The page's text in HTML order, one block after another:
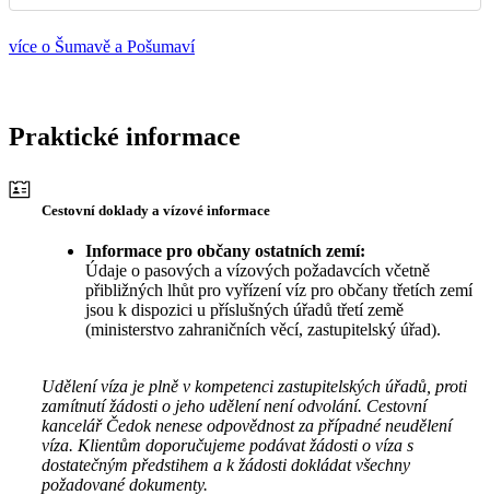
více o Šumavě a Pošumaví
Praktické informace
Cestovní doklady a vízové informace
Informace pro občany ostatních zemí:
Údaje o pasových a vízových požadavcích včetně
přibližných lhůt pro vyřízení víz pro občany třetích zemí
jsou k dispozici u příslušných úřadů třetí země
(ministerstvo zahraničních věcí, zastupitelský úřad).
Udělení víza je plně v kompetenci zastupitelských úřadů, proti
zamítnutí žádosti o jeho udělení není odvolání. Cestovní
kancelář Čedok nenese odpovědnost za případné neudělení
víza. Klientům doporučujeme podávat žádosti o víza s
dostatečným předstihem a k žádosti dokládat všechny
požadované dokumenty.